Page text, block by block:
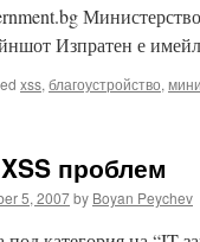
Изпратен е
xss, благоустройство,
проблем
5, 2007by Boyan Peychev